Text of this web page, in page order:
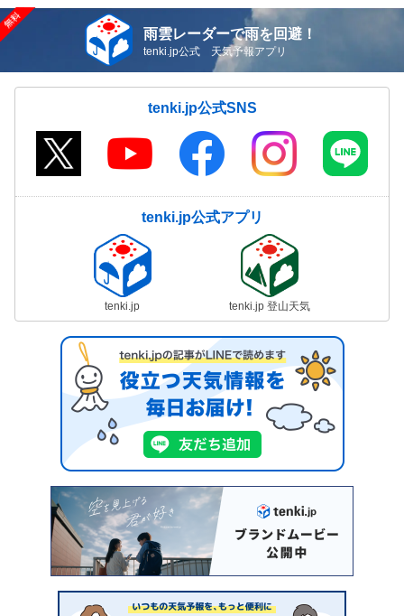
雨雲レーダーで雨を回避！
tenki.jp公式 天気予報アプリ
tenki.jp公式SNS
tenki.jp公式アプリ
tenki.jp tenki.jp 登山天気